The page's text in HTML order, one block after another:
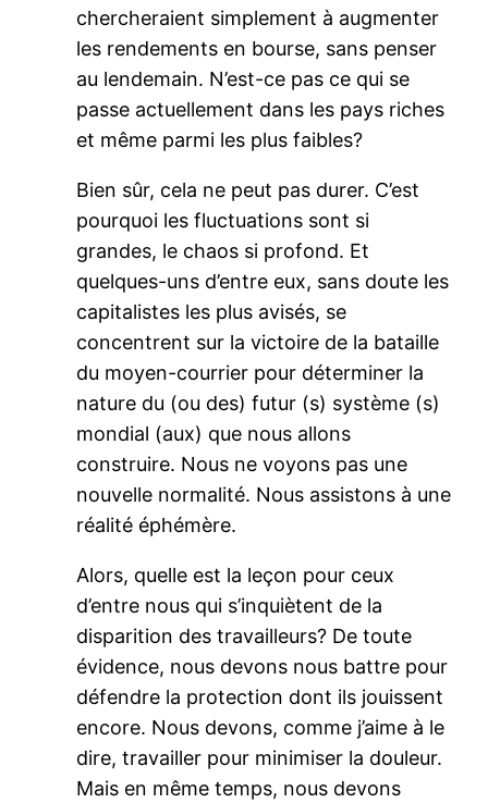
chercheraient simplement à augmenter
les rendements en bourse, sans penser
au lendemain. N’est-ce pas ce qui se
passe actuellement dans les pays riches
et même parmi les plus faibles?
Bien sûr, cela ne peut pas durer. C’est
pourquoi les fluctuations sont si
grandes, le chaos si profond. Et
quelques-uns d’entre eux, sans doute les
capitalistes les plus avisés, se
concentrent sur la victoire de la bataille
du moyen-courrier pour déterminer la
nature du (ou des) futur (s) système (s)
mondial (aux) que nous allons
construire. Nous ne voyons pas une
nouvelle normalité. Nous assistons à une
réalité éphémère.
Alors, quelle est la leçon pour ceux
d’entre nous qui s’inquiètent de la
disparition des travailleurs? De toute
évidence, nous devons nous battre pour
défendre la protection dont ils jouissent
encore. Nous devons, comme j’aime à le
dire, travailler pour minimiser la douleur.
Mais en même temps, nous devons